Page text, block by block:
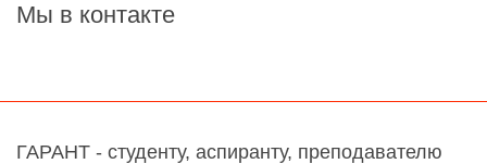
Мы в контакте
ГАРАНТ - студенту, аспиранту, преподавателю